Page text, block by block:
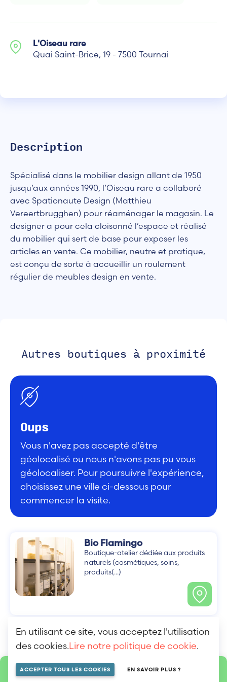
L'Oiseau rare
Quai Saint-Brice, 19 - 7500 Tournai
Description
Spécialisé dans le mobilier design allant de 1950
jusqu’aux années 1990, l’Oiseau rare a collaboré
avec Spationaute Design (Matthieu
Vereertbrugghen) pour réaménager le magasin. Le
designer a pour cela cloisonné l’espace et réalisé
du mobilier qui sert de base pour exposer les
articles en vente. Ce mobilier, neutre et pratique,
est conçu de sorte à accueillir un roulement
régulier de meubles design en vente.
Autres boutiques à proximité
Oups
Vous n'avez pas accepté d'être
géolocalisé ou nous n'avons pas pu vous
géolocaliser. Pour poursuivre l'expérience,
choisissez une ville ci-dessous pour
commencer la visite.
Bio Flamingo
Boutique-atelier dédiée aux produits
naturels (cosmétiques, soins,
produits(...)
Ateliers Cathy B
Catherine Bachelard, artisan-
(...)
LOCALISER SUR LA MAP
En utilisant ce site, vous acceptez l'utilisation
des cookies.Lire notre politique de cookie.
ACCEPTER TOUS LES COOKIES EN SAVOIR PLUS ?